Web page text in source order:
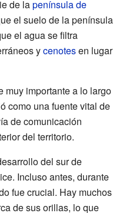
de lapenínsula de
el suelo de la península
el agua se filtra
ycenotesen lugar
muy importante a lo largo
como una fuente vital de
de comunicación
del territorio.
del sur de
Incluso antes, durante
fue crucial. Hay muchos
de sus orillas, lo que